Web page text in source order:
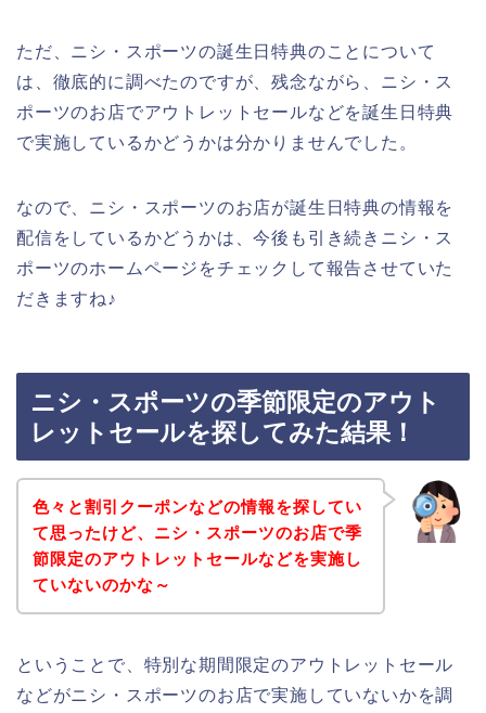
ただ、ニシ・スポーツの誕生日特典のことについて
は、徹底的に調べたのですが、残念ながら、ニシ・ス
ポーツのお店でアウトレットセールなどを誕生日特典
で実施しているかどうかは分かりませんでした。
なので、ニシ・スポーツのお店が誕生日特典の情報を
配信をしているかどうかは、今後も引き続きニシ・ス
ポーツのホームページをチェックして報告させていた
だきますね♪
ニシ・スポーツの季節限定のアウト
レットセールを探してみた結果！
色々と割引クーポンなどの情報を探してい
て思ったけど、ニシ・スポーツのお店で季
節限定のアウトレットセールなどを実施し
ていないのかな～
ということで、特別な期間限定のアウトレットセール
などがニシ・スポーツのお店で実施していないかを調